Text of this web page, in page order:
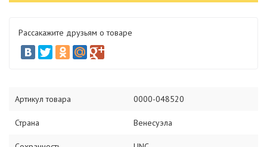
Рассакажите друзьям о товаре
Артикул товара 0000-048520
Страна Венесуэла